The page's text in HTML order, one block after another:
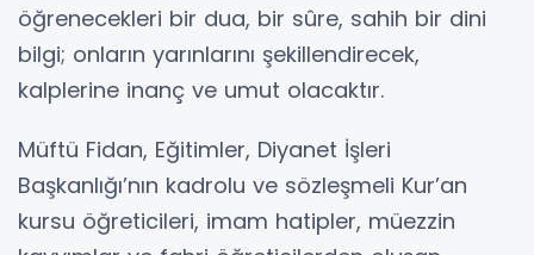
öğrenecekleri bir dua, bir sûre, sahih bir dini
bilgi; onların yarınlarını şekillendirecek,
kalplerine inanç ve umut olacaktır.
Müftü Fidan, Eğitimler, Diyanet İşleri
Başkanlığı’nın kadrolu ve sözleşmeli Kur’an
kursu öğreticileri, imam hatipler, müezzin